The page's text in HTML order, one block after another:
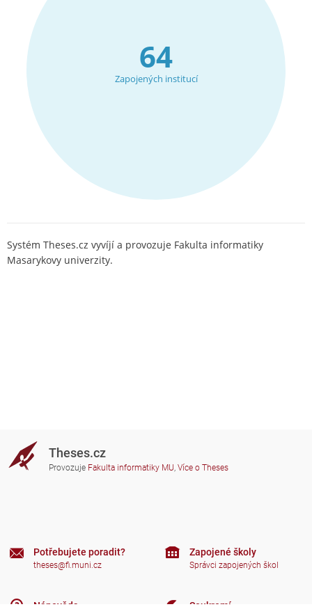
64
Zapojených institucí
Systém Theses.cz vyvíjí a provozuje Fakulta informatiky
Masarykovy univerzity.
Theses.cz
Provozuje Fakulta informatiky MU, Více o Theses
Potřebujete poradit?
theses@fi.muni.cz
Nápověda
Zapojené školy
Správci zapojených škol
Soukromí